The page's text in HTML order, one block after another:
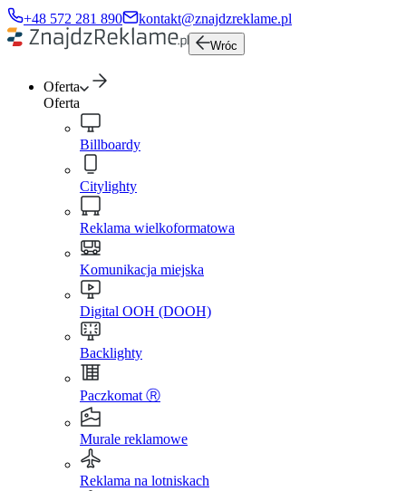
+48 572 281 890 kontakt@znajdzreklame.pl
Wróc
Oferta
Oferta
Billboardy
Citylighty
Reklama wielkoformatowa
Komunikacja miejska
Digital OOH (DOOH)
Backlighty
Paczkomat Ⓡ
Murale reklamowe
Reklama na lotniskach